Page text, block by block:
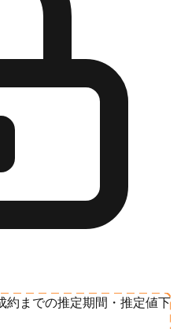
約までの推定期間・推定値下